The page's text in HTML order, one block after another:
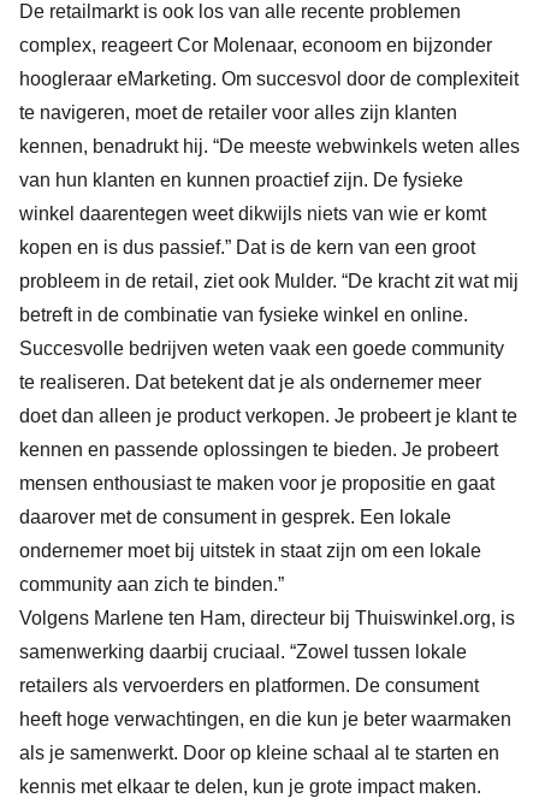
De retailmarkt is ook los van alle recente problemen
complex, reageert Cor Molenaar, econoom en bijzonder
hoogleraar eMarketing. Om succesvol door de complexiteit
te navigeren, moet de retailer voor alles zijn klanten
kennen, benadrukt hij. “De meeste webwinkels weten alles
van hun klanten en kunnen proactief zijn. De fysieke
winkel daarentegen weet dikwijls niets van wie er komt
kopen en is dus passief.” Dat is de kern van een groot
probleem in de retail, ziet ook Mulder. “De kracht zit wat mij
betreft in de combinatie van fysieke winkel en online.
Succesvolle bedrijven weten vaak een goede community
te realiseren. Dat betekent dat je als ondernemer meer
doet dan alleen je product verkopen. Je probeert je klant te
kennen en passende oplossingen te bieden. Je probeert
mensen enthousiast te maken voor je propositie en gaat
daarover met de consument in gesprek. Een lokale
ondernemer moet bij uitstek in staat zijn om een lokale
community aan zich te binden.”
Volgens Marlene ten Ham, directeur bij Thuiswinkel.org, is
samenwerking daarbij cruciaal. “Zowel tussen lokale
retailers als vervoerders en platformen. De consument
heeft hoge verwachtingen, en die kun je beter waarmaken
als je samenwerkt. Door op kleine schaal al te starten en
kennis met elkaar te delen, kun je grote impact maken.